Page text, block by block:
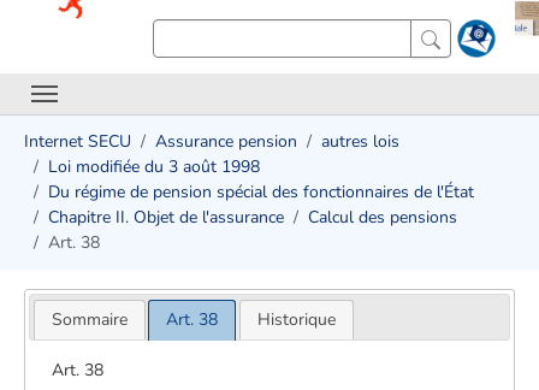
Internet SECU Assurance pension
autres lois
Loi modifiée du 3 août 1998
Du régime de pension spécial des fonctionnaires de l'État
Chapitre II. Objet de l'assurance
Calcul des pensions
Art. 38
Sommaire Art. 38 Historique
Art. 38